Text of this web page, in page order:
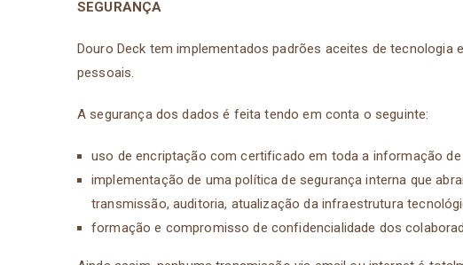
SEGURANÇA
Douro Deck tem implementados padrões aceites de
pessoais.
A segurança dos dados é feita tendo em conta o seguinte:
uso de encriptação com certificado em toda a informação de
implementação de uma política de segurança interna que
transmissão, auditoria, atualização da infraestrutura
formação e compromisso de confidencialidade dos